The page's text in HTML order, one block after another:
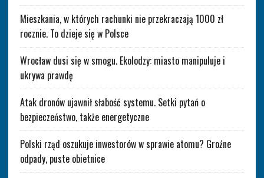
Mieszkania, w których rachunki nie przekraczają 1000 zł
rocznie. To dzieje się w Polsce
Wrocław dusi się w smogu. Ekolodzy: miasto manipuluje i
ukrywa prawdę
Atak dronów ujawnił słabość systemu. Setki pytań o
bezpieczeństwo, także energetyczne
Polski rząd oszukuje inwestorów w sprawie atomu? Groźne
odpady, puste obietnice